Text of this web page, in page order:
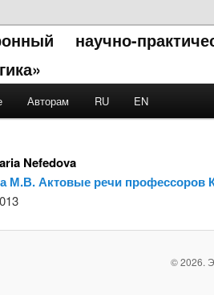
научно-
contentcontent
Авторам RU EN
Nefedova
М.В. Актовые речи профессоров
© 2026.